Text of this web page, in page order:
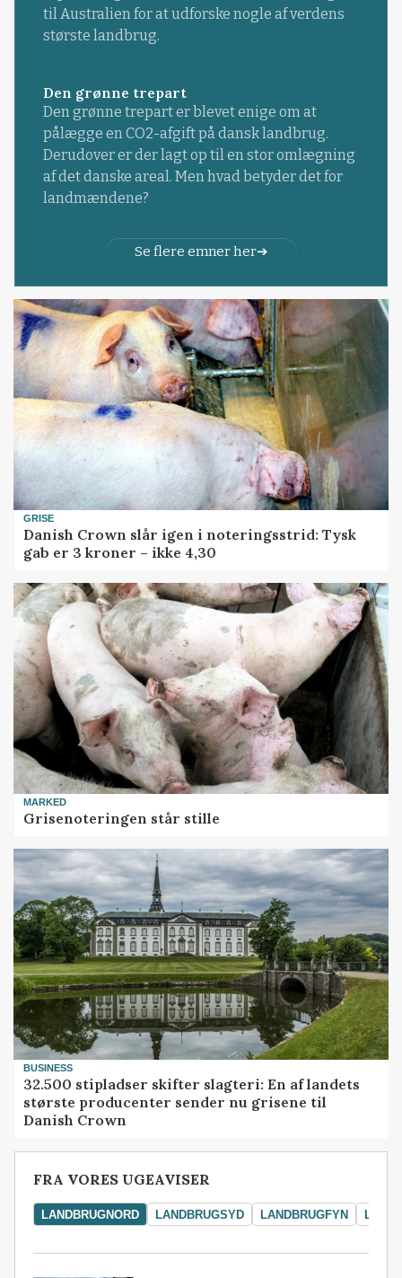
til Australien for at udforske nogle af verdens
største landbrug.
Den grønne trepart
Den grønne trepart er blevet enige om at
pålægge en CO2-afgift på dansk landbrug.
Derudover er der lagt op til en stor omlægning
af det danske areal. Men hvad betyder det for
landmændene?
Se flere emner her
GRISE
Danish Crown slår igen i noteringsstrid: Tysk
gab er 3 kroner – ikke 4,30
MARKED
Grisenoteringen står stille
BUSINESS
32.500 stipladser skifter slagteri: En af landets
største producenter sender nu grisene til
Danish Crown
FRA VORES UGEAVISER
LANDBRUGNORD LANDBRUGSYD LANDBRUGFYN